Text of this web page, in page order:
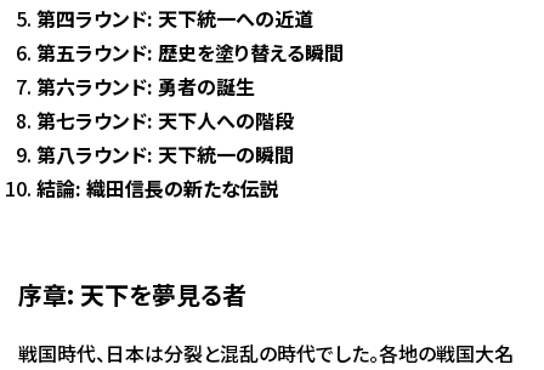
第四ラウンド: 天下統一への近道
第五ラウンド: 歴史を塗り替える瞬間
第六ラウンド: 勇者の誕生
第七ラウンド: 天下人への階段
第八ラウンド: 天下統一の瞬間
結論: 織田信長の新たな伝説
序章: 天下を夢見る者
戦国時代、日本は分裂と混乱の時代でした。各地の戦国大名